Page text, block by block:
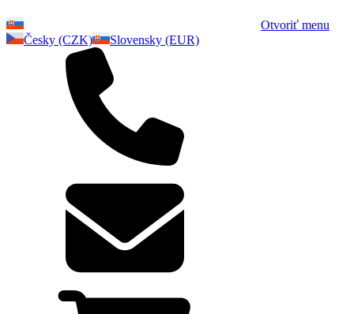
Otvoriť menu
Česky (CZK)
Slovensky (EUR)